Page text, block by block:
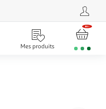
Mes produits